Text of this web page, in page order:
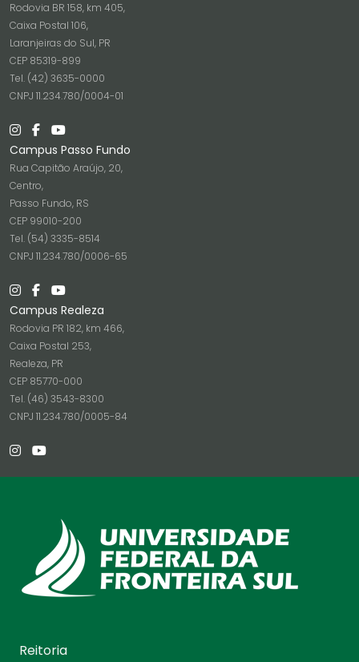
Rodovia BR 158, km 405,
Caixa Postal 106,
Laranjeiras do Sul, PR
CEP 85319-899
Tel. (42) 3635-0000
CNPJ 11.234.780/0004-01
Campus Passo Fundo
Rua Capitão Araújo, 20,
Centro,
Passo Fundo, RS
CEP 99010-200
Tel. (54) 3335-8514
CNPJ 11.234.780/0006-65
Campus Realeza
Rodovia PR 182, km 466,
Caixa Postal 253,
Realeza, PR
CEP 85770-000
Tel. (46) 3543-8300
CNPJ 11.234.780/0005-84
Reitoria